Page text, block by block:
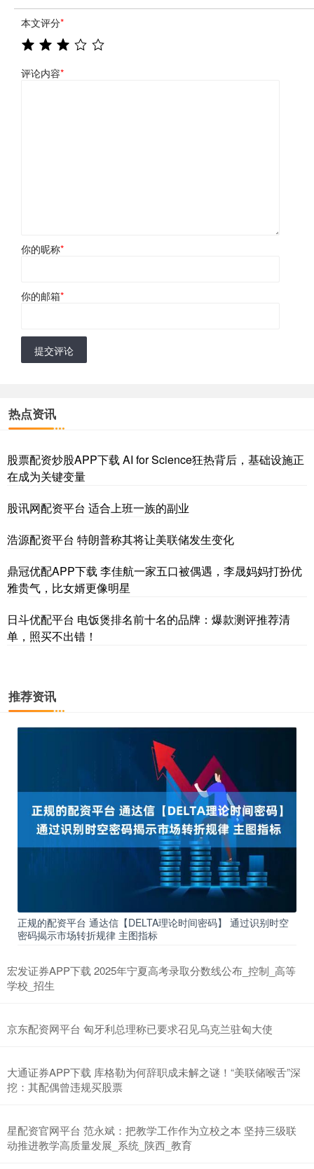
本文评分*
评论内容*
你的昵称*
你的邮箱*
提交评论
热点资讯
股票配资炒股APP下载 AI for Science狂热背后，基础设施正
在成为关键变量
股讯网配资平台 适合上班一族的副业
浩源配资平台 特朗普称其将让美联储发生变化
鼎冠优配APP下载 李佳航一家五口被偶遇，李晟妈妈打扮优
雅贵气，比女婿更像明星
日斗优配平台 电饭煲排名前十名的品牌：爆款测评推荐清
单，照买不出错！
推荐资讯
正规的配资平台 通达信【DELTA理论时间密码】 通过识别时空
密码揭示市场转折规律 主图指标
宏发证券APP下载 2025年宁夏高考录取分数线公布_控制_高等
学校_招生
京东配资网平台 匈牙利总理称已要求召见乌克兰驻匈大使
大通证券APP下载 库格勒为何辞职成未解之谜！“美联储喉舌”深
挖：其配偶曾违规买股票
星配资官网平台 范永斌：把教学工作作为立校之本 坚持三级联
动推进教学高质量发展_系统_陕西_教育